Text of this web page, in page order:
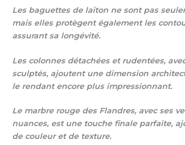
Les baguettes de laiton ne sont pas
mais elles protègent également les
assurant sa longévité.
Les colonnes détachées et rudentées,
sculptés, ajoutent une dimension
le rendant encore plus impressionnant.
Le marbre rouge des Flandres, avec ses
nuances, est une touche finale parfaite,
de couleur et de texture.